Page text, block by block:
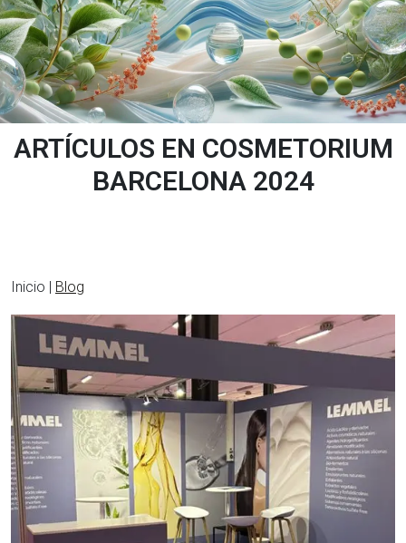
ARTÍCULOS EN COSMETORIUM
BARCELONA 2024
Inicio | Blog